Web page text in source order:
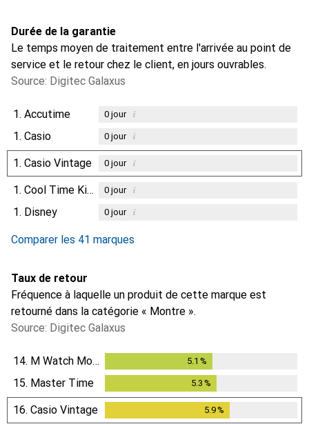
Durée de la garantie
Le temps moyen de traitement entre l'arrivée au point de
service et le retour chez le client, en jours ouvrables.
Source: Digitec Galaxus
1. Accutime 0jour i
1. Casio 0jour i
1. Casio Vintage 0jour i
1. Cool Time Kids 0jour i
1. Disney 0jour i
Comparer les 41 marques
Taux de retour
Fréquence à laquelle un produit de cette marque est
retourné dans la catégorie « Montre ».
Source: Digitec Galaxus
14. M Watch Mondaine 5.1 %
15. Master Time 5.3 %
16. Casio Vintage 5.9%